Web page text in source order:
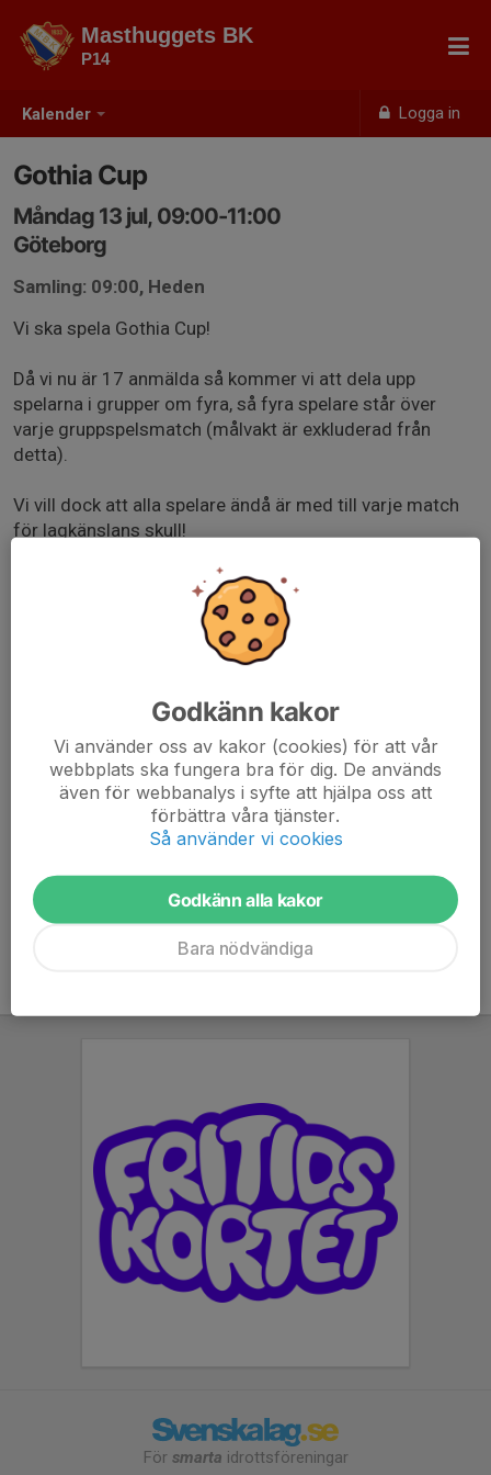
Kalender Logga in
Masthuggets BK
P14
Gothia Cup
Måndag 13 jul, 09:00-11:00
Göteborg
Samling: 09:00, Heden
Vi ska spela Gothia Cup!
Då vi nu är 17 anmälda så kommer vi att dela upp
spelarna i grupper om fyra, så fyra spelare står över
varje gruppspelsmatch (målvakt är exkluderad från
detta).
Vi vill dock att alla spelare ändå är med till varje match
för lagkänslans skull!
I slutspelet kommer däremot alla att få spela alla
matcher, eftersom vi inte vet hur många fler matcher
det blir då det är utslagning.
därför direkt på plats senast 30 min innan vardera
Måndag 13e matchstart 9:40
Tisdag 14e matchstart 8:00
Onsdag 15e matchstarter 10:40 och 15:40
För smarta idrottsföreningar
Godkänn kakor
Vi använder oss av kakor (cookies) för att vår
webbplats ska fungera bra för dig. De används
även för webbanalys i syfte att hjälpa oss att
förbättra våra tjänster.
Så använder vi cookies
Godkänn alla kakor
Bara nödvändiga